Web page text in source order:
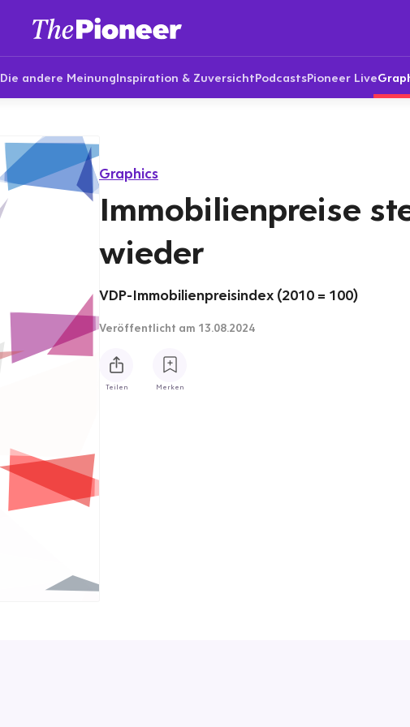
Die andere MeinungInspiration & ZuversichtPodcastsPioneer Live
Graphics
Immobilienpreise
wieder
VDP-Immobilienpreisindex (2010 = 100)
Veröffentlicht am 13.08.2024
Teilen Merken